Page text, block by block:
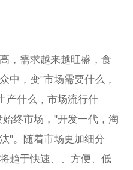
，需求越来越旺盛，食
中，变"市场需要什么，
产什么，市场流行什
终市场，"开发一代，淘
"。随着市场更加细分
趋于快速、、方便、低